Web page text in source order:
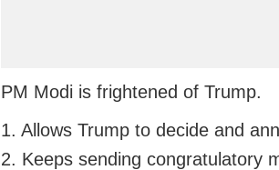
PM Modi is frightened of Trump.
1. Allows Trump to decide and
2. Keeps sending congratulatory